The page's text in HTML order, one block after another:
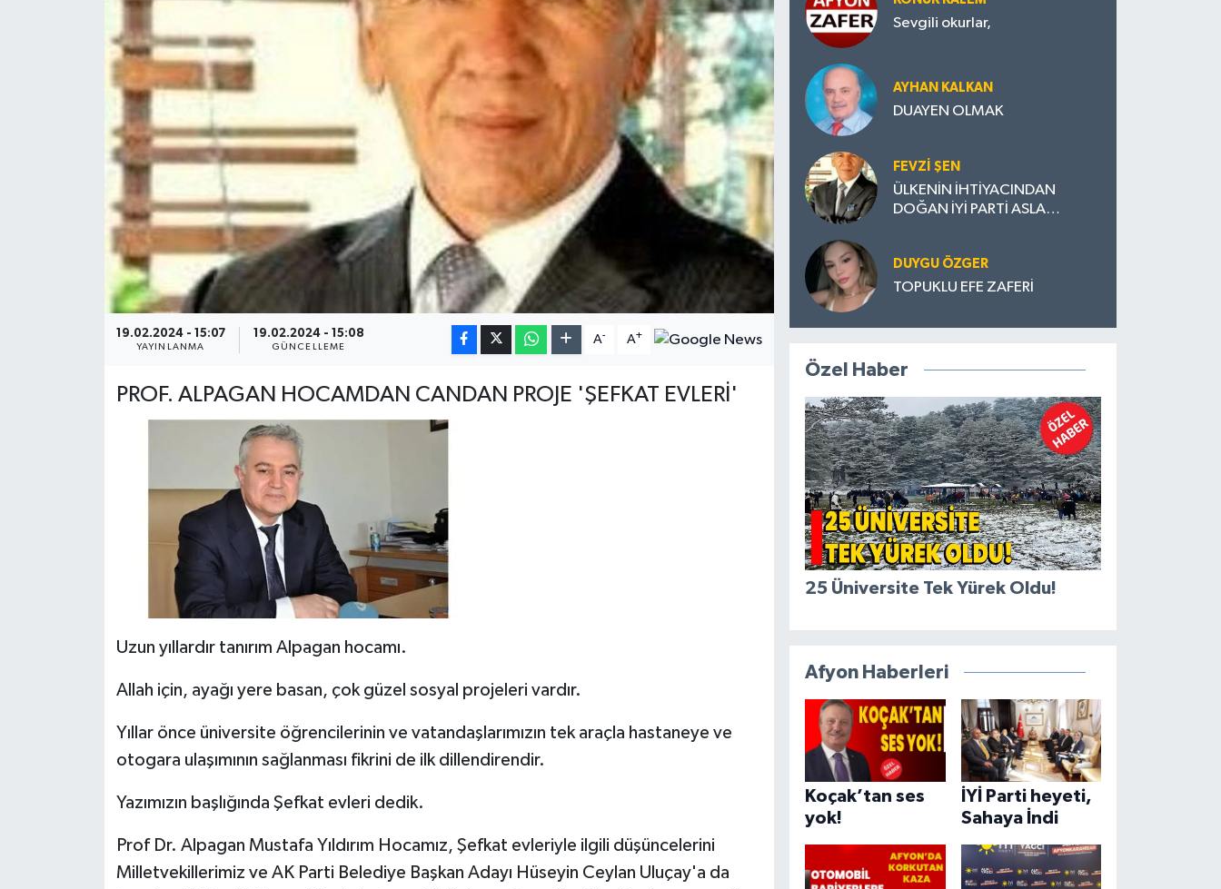
19.02.2024 - 15:07
YAYINLANMA
19.02.2024 - 15:08
GÜNCELLEME
A- A+
PROF. ALPAGAN HOCAMDAN CANDAN PROJE 'ŞEFKAT EVLERİ'
Uzun yıllardır tanırım Alpagan hocamı.
Allah için, ayağı yere basan, çok güzel sosyal projeleri vardır.
Yıllar önce üniversite öğrencilerinin ve vatandaşlarımızın tek araçla hastaneye ve
otogara ulaşımının sağlanması fikrini de ilk dillendirendir.
Yazımızın başlığında Şefkat evleri dedik.
Prof Dr. Alpagan Mustafa Yıldırım Hocamız, Şefkat evleriyle ilgili düşüncelerini
Milletvekillerimiz ve AK Parti Belediye Başkan Adayı Hüseyin Ceylan Uluçay'a da
Sevgili okurlar,
AYHAN KALKAN
DUAYEN OLMAK
FEVZI ŞEN
ÜLKENİN İHTİYACINDAN
DOĞAN İYİ PARTİ ASLA
DUYGU ÖZGER
TOPUKLU EFE ZAFERİ
Özel Haber
25 Üniversite Tek Yürek Oldu!
Afyon Haberleri
Koçak’tan ses
yok!
İYİ Parti heyeti,
Sahaya İndi